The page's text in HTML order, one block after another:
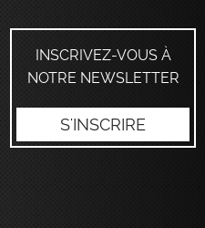
INSCRIVEZ-VOUS À
NOTRE NEWSLETTER
S'INSCRIRE